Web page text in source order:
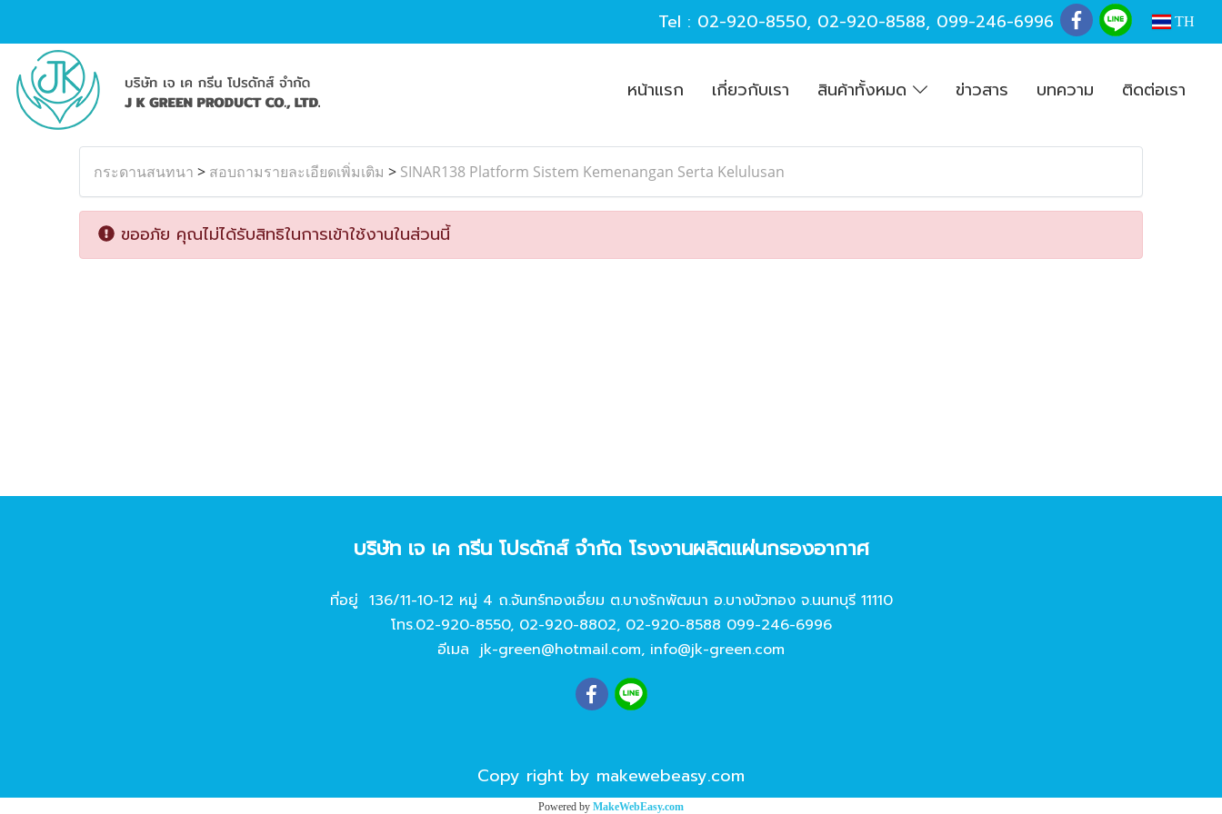
Tel : 02-920-8550, 02-920-8588, 099-246-6996 TH
หน้าแรก เกี่ยวกับเรา สินค้าทั้งหมด ข่าวสาร บทความ ติดต่อเรา
กระดานสนทนา > สอบถามรายละเอียดเพิ่มเติม > SINAR138 Platform Sistem Kemenangan Serta Kelulusan
ขออภัย คุณไม่ได้รับสิทธิในการเข้าใช้งานในส่วนนี้
บริษัท เจ เค กรีน โปรดักส์ จํากัด โรงงานผลิตแผ่นกรองอากาศ
ที่อยู่ 136/11-10-12 หมู่ 4 ถ.จันทร์ทองเอี่ยม ต.บางรักพัฒนา อ.บางบัวทอง จ.นนทบุรี 11110
โทร.02-920-8550, 02-920-8802, 02-920-8588 099-246-6996
อีเมล jk-green@hotmail.com, info@jk-green.com
Copy right by makewebeasy.com
Powered by MakeWebEasy.com